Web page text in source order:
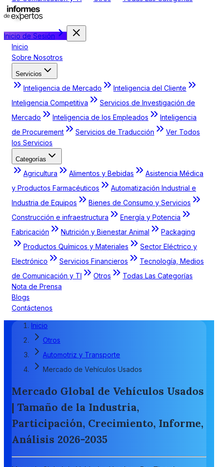
Inicio de Sesión
Inicio
Sobre Nosotros
Servicios
Inteligencia de Mercado
Inteligencia del Cliente
Inteligencia Competitiva
Servicios de Investigación de
Mercado
Inteligencia de los Empleados
Inteligencia
de Procurement
Servicios de Traducción
Ver Todos
los Servicios
Categorías
Agricultura Alimentos y Bebidas
Asistencia Médica
y Productos Farmacéuticos
Automatización Industrial e
Industria de Equipos
Bienes de Consumo y Servicios
Construcción e infraestructura
Energía y Potencia
Fabricación
Nutrición y Bienestar Animal
Packaging
Productos Químicos y Materiales
Sector Eléctrico y
Electrónico
Servicios Financieros
Tecnología, Medios
de Comunicación y TI
Otros
Todas Las Categorías
Nota de Prensa
Blogs
Contáctenos
Inicio
Otros
Automotriz y Transporte
Mercado de Vehículos Usados
Mercado Global de Vehículos Usados
| Tamaño de la Industria,
Participación, Crecimiento, Informe,
Análisis 2026-2035